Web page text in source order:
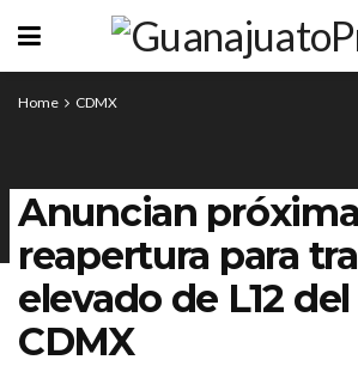
Home CDMX
Anuncian próxima
reapertura para
elevado de L12
CDMX